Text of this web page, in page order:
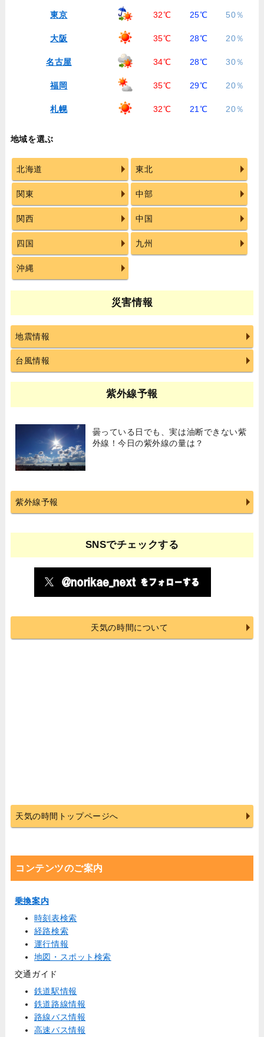
東京 32℃ 25℃ 50％
大阪 35℃ 28℃ 20％
名古屋 34℃ 28℃ 30％
福岡 35℃ 29℃ 20％
札幌 32℃ 21℃ 20％
地域を選ぶ
北海道 東北
関東 中部
関西 中国
四国 九州
沖縄
災害情報
地震情報
台風情報
紫外線予報
曇っている日でも、実は油断できない紫
外線！今日の紫外線の量は？
紫外線予報
SNSでチェックする
天気の時間について
天気の時間トップページへ
コンテンツのご案内
乗換案内
時刻表検索
経路検索
運行情報
地図・スポット検索
交通ガイド
鉄道駅情報
鉄道路線情報
路線バス情報
高速バス情報